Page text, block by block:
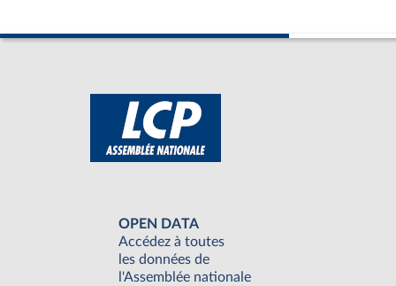
OPEN DATA
Accédez à toutes
les données de
l'Assemblée nationale